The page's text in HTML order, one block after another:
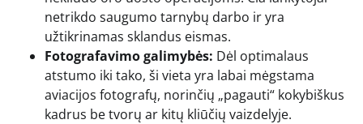
netrikdo saugumo tarnybų darbo ir yra
užtikrinamas sklandus eismas.
Fotografavimo galimybės: Dėl optimalaus
atstumo iki tako, ši vieta yra labai mėgstama
aviacijos fotografų, norinčių „pagauti“ kokybiškus
kadrus be tvorų ar kitų kliūčių vaizdelyje.